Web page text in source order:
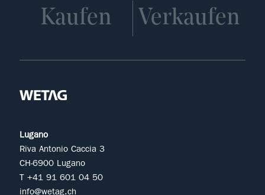
Kaufen Verkaufen
Lugano
Riva Antonio Caccia 3
CH-6900 Lugano
T +41 91 601 04 50
info@wetag.ch